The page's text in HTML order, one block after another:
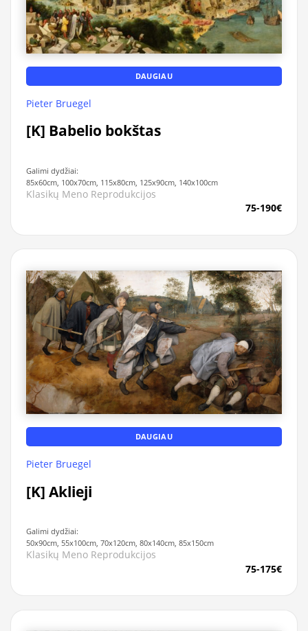
DAUGIAU
Pieter Bruegel
[K] Babelio bokštas
Galimi dydžiai:
85x60cm, 100x70cm, 115x80cm, 125x90cm, 140x100cm
Klasikų Meno Reprodukcijos
75-190€
DAUGIAU
Pieter Bruegel
[K] Aklieji
Galimi dydžiai:
50x90cm, 55x100cm, 70x120cm, 80x140cm, 85x150cm
Klasikų Meno Reprodukcijos
75-175€